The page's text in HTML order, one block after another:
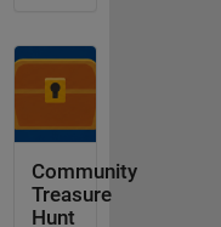
Community
Treasure
Hunt